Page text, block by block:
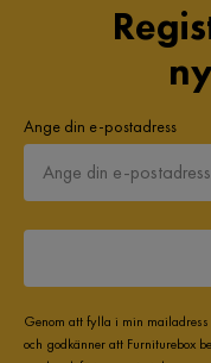
Ange din e-postadress
Genom att fylla i min
och godkänner att Furniturebox